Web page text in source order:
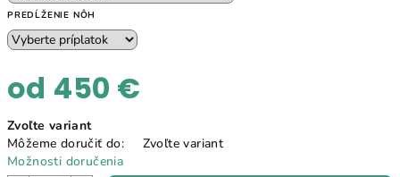
PREDĹŽENIE NÔH
od 450 €
Jednotková
cena:
Zvoľte variant
Môžeme doručiť do:
Zvoľte variant
Možnosti doručenia